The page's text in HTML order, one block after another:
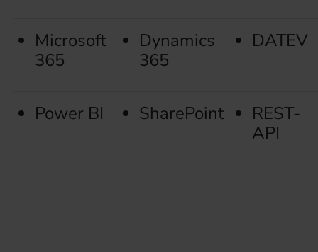
Microsoft
365
Dynamics
365
DATEV
Power BI SharePoint
REST-
API